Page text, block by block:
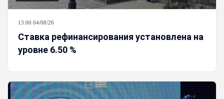
13:00 04/08/26
Ставка рефинансирования установлена на
уровне 6.50 %